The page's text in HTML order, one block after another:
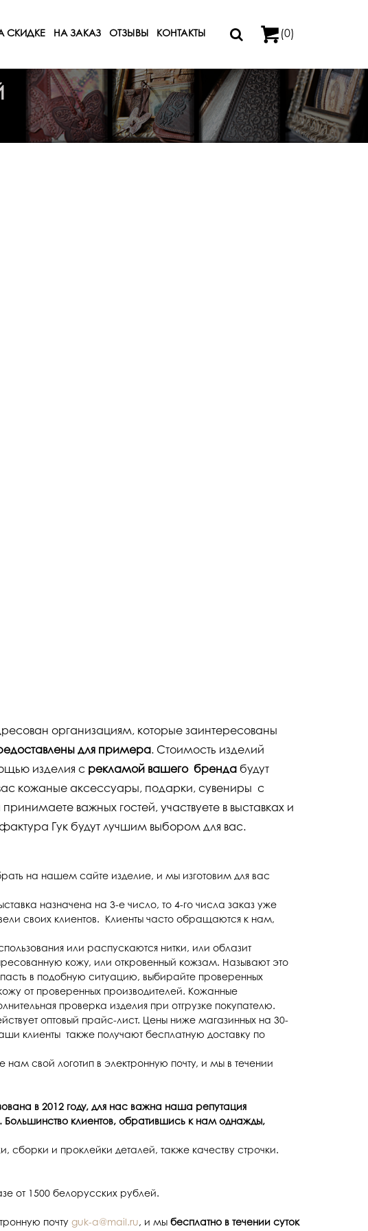
СКИДКЕ НА ЗАКАЗ ОТЗЫВЫ КОНТАКТЫ (0)
организациям, которые заинтересованы
для примера. Стоимость изделий
изделия с рекламой вашего бренда будут
кожаные аксессуары, подарки, сувениры с
важных гостей, участвуете в выставках и
Гук будут лучшим выбором для вас.
на нашем сайте изделие, и мы изготовим для вас
назначена на 3-е число, то 4-го числа заказ уже
своих клиентов. Клиенты часто обращаются к нам,
или распускаются нитки, или облазит
кожу, или откровенный кожзам. Называют это
в подобную ситуацию, выбирайте проверенных
от проверенных производителей. Кожанные
проверка изделия при отгрузке покупателю.
оптовый прайс-лист. Цены ниже магазинных на 30-
клиенты также получают бесплатную доставку по
свой логотип в электронную почту, и мы в течении
в 2012 году, для нас важна наша репутация
Большинство клиентов, обратившись к нам однажды,
сборки и проклейки деталей, также качеству строчки.
от 1500 белорусских рублей.
почту guk-a@mail.ru, и мы бесплатно в течении суток